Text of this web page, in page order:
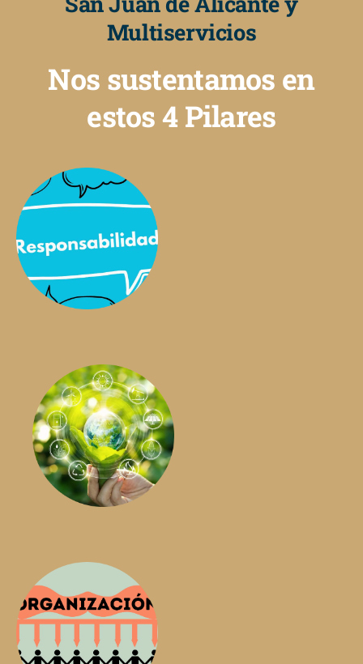
Multiservicios
Nos sustentamos en
estos 4 Pilares